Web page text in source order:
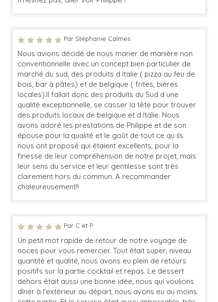
Par Stéphanie Calmes
Nous avions décidé de nous marier de manière non
conventionnelle avec un concept bien particulier de
marché du sud, des produits d Italie ( pizza au feu de
bois, bar à pâtes) et de belgique ( frites, bières
locales).Il fallait donc des produits du Sud d une
qualité exceptionnelle, se casser la tête pour trouver
des produits locaux de belgique et d Italie. Nous
avons adoré les prestations de Philippe et de son
épouse pour la qualité et le goût de tout ce qu ils
nous ont proposé qui étaient excellents, pour la
finesse de leur compréhension de notre projet, mais
leur sens du service et leur gentilesse sont très
clairement hors du commun. A recommander
chaleureusement!!
Par C et P
Un petit mot rapide de retour de notre voyage de
noces pour vous remercier. Tout était super, niveau
quantité et qualité, nous avons eu plein de retours
positifs sur la partie cocktail et repas. Le dessert
dehors était aussi une bonne idée, nous qui voulions
dîner à l'extérieur au départ, nous avons eu au moins